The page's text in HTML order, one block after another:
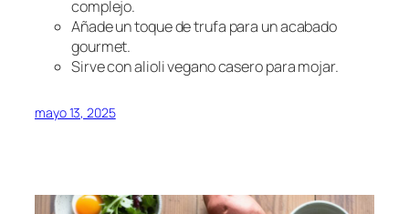
complejo.
Añade un toque de trufa para un acabado
gourmet.
Sirve con alioli vegano casero para mojar.
mayo 13, 2025